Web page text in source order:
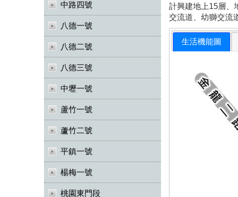
中路四號
八德一號
八德二號
八德三號
中壢一號
蘆竹一號
蘆竹二號
平鎮一號
楊梅一號
桃園東門段
計興建地上15層、
交流道、幼獅交流
生活機能圖